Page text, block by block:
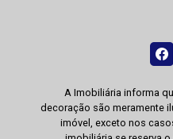
A Imobiliária informa
decoração são meramente
imóvel, exceto nos